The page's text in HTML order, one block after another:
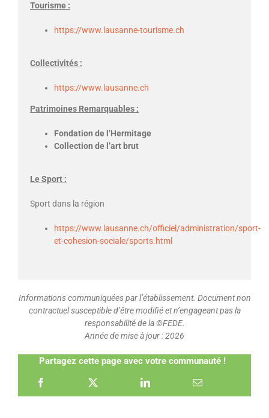
Tourisme :
https://www.lausanne-tourisme.ch
Collectivités :
https://www.lausanne.ch
Patrimoines Remarquables :
Fondation de l’Hermitage
Collection de l’art brut
Le Sport :
Sport dans la région
https://www.lausanne.ch/officiel/administration/sport-
et-cohesion-sociale/sports.html
Informations communiquées par l’établissement. Document non
contractuel susceptible d’être modifié et n’engageant pas la
responsabilité de la ©FEDE.
Année de mise à jour : 2026
Partagez cette page avec votre communauté !